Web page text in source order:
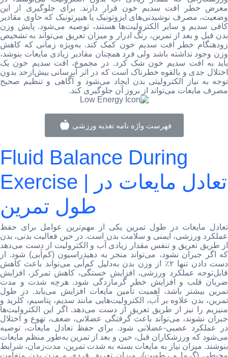
معرض خطر افت سدیم خون قرار دارند. برای جلوگیری از این
وضعیت، مصرف نوشیدنی‌های ایزوتونیک یا هیپرتونیک که حاوی مقادیر
کافی سدیم و سایر الکترولیت‌ها هستند، توصیه می‌شود. پایش وزن
بدن قبل و بعد از تمرین، رنگ ادرار و میزان تعریق می‌تواند به تشخیص
زودهنگام خطر افت سدیم خون کمک کند. به‌ویژه زمانی که کاهش
وزن وجود نداشته باشد ولی فرد همچنان مقادیر زیادی مایعات بنوشد،
باید به افت سدیم خون شک کرد. در مجموع، افت سدیم خون یک
اختلال جدی و بالقوه خطرناک است که در اثر آبرسانی بیش‌ازحد بدون
توجه به نیاز الکترولیتی بدن ایجاد می‌شود و آگاهی و تنظیم صحیح
مصرف مایعات می‌تواند از بروز آن جلوگیری کند.
فهرست واژه نامه تغذیه ورزشی
Fluid Balance During
Exercise | تعادل مایعات در
طول تمرین
تعادل مایعات در طول تمرین یکی از مهم‌ترین عوامل برای حفظ
عملکرد ورزشی، ایمنی و سلامت بدن است. در حین فعالیت بدنی، بدن
از طریق تعریق و تنفس مقدار زیادی آب و الکترولیت از دست می‌دهد
که اگر جبران نشود، می‌تواند منجر به دهیدراسیون (کم‌آبی) شود. از
دست دادن تنها ۲٪ از وزن بدن به‌دلیل کم‌آبی می‌تواند باعث کاهش
قابل‌توجه عملکرد ورزشی، افزایش خستگی، کاهش تمرکز، افزایش
ضربان قلب و افزایش خطر گرمازدگی شود. هرچه شدت و مدت
تمرین بیشتر باشد، اهمیت تأمین مایعات افزایش می‌یابد. در طول
تمرین، بدن علاوه بر آب، الکترولیت‌هایی مانند سدیم، پتاسیم، کلرید و
منیزیم را نیز از طریق تعریق از دست می‌دهد. اگر این الکترولیت‌ها
جبران نشوند، می‌تواند باعث گرفتگی عضلانی، ضعف، تهوع و اختلال
در عملکرد عصبی-عضلانی شود. برای حفظ تعادل مایعات، توصیه
می‌شود که ورزشکاران قبل، حین و بعد از تمرین به‌طور منظم مایعات
بنوشند. میزان نیاز به مایعات بسته به شدت تمرین، مدت‌زمان، شرایط